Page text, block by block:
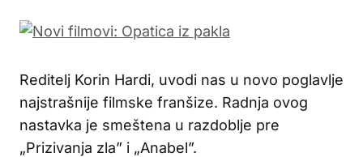
Reditelj Korin Hardi, uvodi nas u novo poglavlje
najstrašnije filmske franšize. Radnja ovog
nastavka je smeštena u razdoblje pre
„Prizivanja zla” i „Anabel”.